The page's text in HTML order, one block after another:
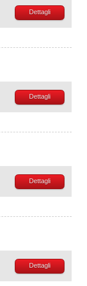
Dettagli
Dettagli
Dettagli
Dettagli